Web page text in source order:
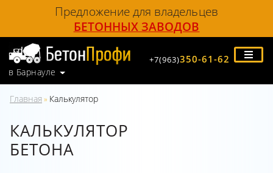
Предложение для владельцев
БЕТОННЫХ ЗАВОДОВ
в Барнауле
+7(963)350-61-62
Главная » Калькулятор
КАЛЬКУЛЯТОР
БЕТОНА